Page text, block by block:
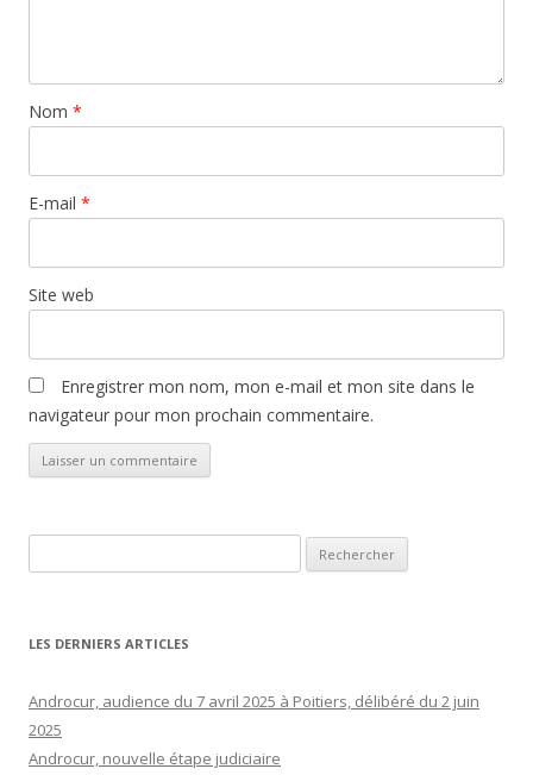
Nom *
E-mail *
Site web
Enregistrer mon nom, mon e-mail et mon site dans le
navigateur pour mon prochain commentaire.
LES DERNIERS ARTICLES
Androcur, audience du 7 avril 2025 à Poitiers, délibéré du 2 juin
2025
Androcur, nouvelle étape judiciaire